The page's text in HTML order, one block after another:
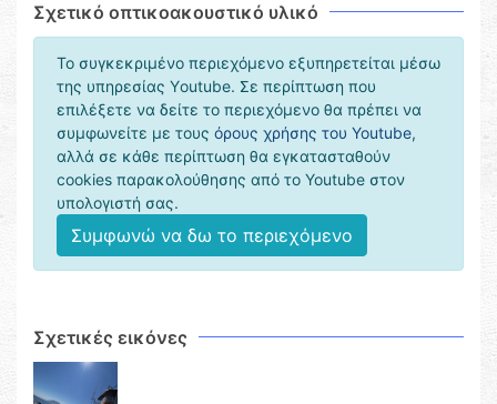
Σχετικό οπτικοακουστικό υλικό
Το συγκεκριμένο περιεχόμενο εξυπηρετείται μέσω
της υπηρεσίας Υoutube. Σε περίπτωση που
επιλέξετε να δείτε το περιεχόμενο θα πρέπει να
συμφωνείτε με τους όρους χρήσης του Youtube,
αλλά σε κάθε περίπτωση θα εγκατασταθούν
cookies παρακολούθησης από το Youtube στον
υπολογιστή σας.
Συμφωνώ να δω το περιεχόμενο
Σχετικές εικόνες